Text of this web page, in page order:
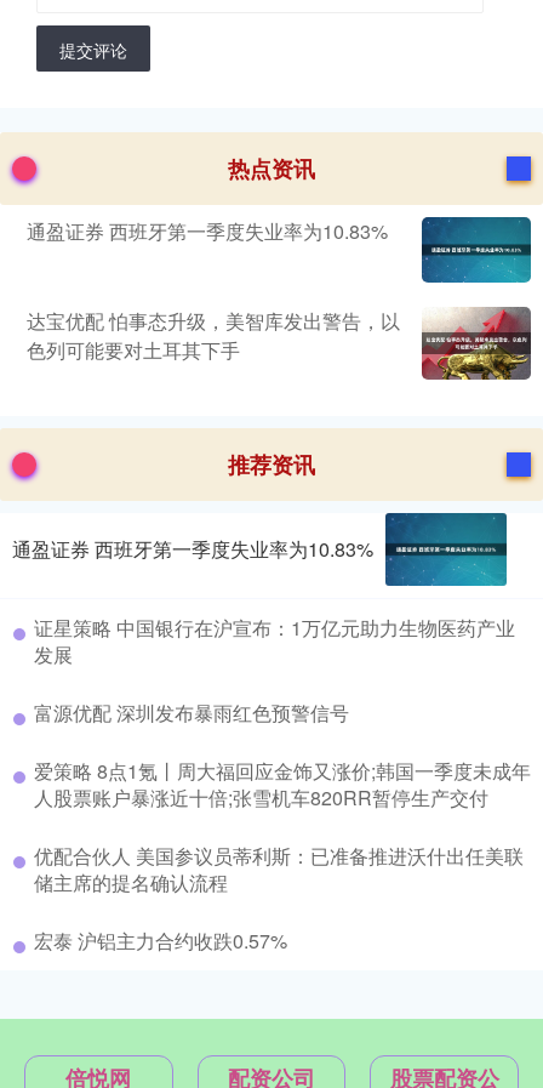
提交评论
热点资讯
通盈证券 西班牙第一季度失业率为10.83%
达宝优配 怕事态升级，美智库发出警告，以
色列可能要对土耳其下手
推荐资讯
通盈证券 西班牙第一季度失业率为10.83%
证星策略 中国银行在沪宣布：1万亿元助力生物医药产业
发展
富源优配 深圳发布暴雨红色预警信号
爱策略 8点1氪丨周大福回应金饰又涨价;韩国一季度未成年
人股票账户暴涨近十倍;张雪机车820RR暂停生产交付
优配合伙人 美国参议员蒂利斯：已准备推进沃什出任美联
储主席的提名确认流程
宏泰 沪铝主力合约收跌0.57%
倍悦网 配资公司 股票配资公